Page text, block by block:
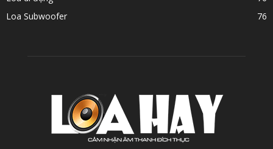
Loa Subwoofer
76